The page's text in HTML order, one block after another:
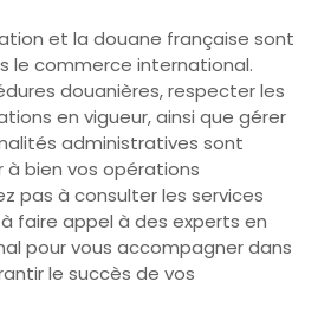
et la douane française sont
le commerce international.
douanières, respecter les
en vigueur, ainsi que gérer
administratives sont
bien vos opérations
pas à consulter les services
faire appel à des experts en
pour vous accompagner dans
le succès de vos